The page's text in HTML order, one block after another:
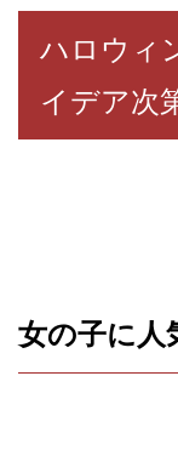
ハロウィ
イデア次
女の子に人